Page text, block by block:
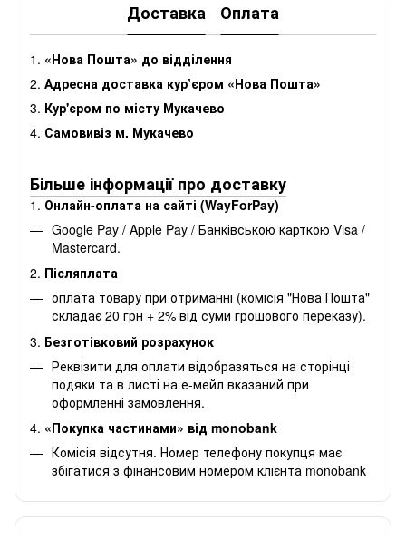
Доставка Оплата
1. «Нова Пошта» до відділення
2. Адресна доставка кур’єром «Нова Пошта»
3. Кур'єром по місту Мукачево
4. Самовивіз м. Мукачево
Більше інформації про доставку
1. Онлайн-оплата на сайті (WayForPay)
Google Pay / Apple Pay / Банківською карткою Visa /
Mastercard.
2. Післяплата
оплата товару при отриманні (комісія "Нова Пошта"
складає 20 грн + 2% від суми грошового переказу).
3. Безготівковий розрахунок
Реквізити для оплати відобразяться на сторінці
подяки та в листі на е-мейл вказаний при
оформленні замовлення.
4. «Покупка частинами» від monobank
Комісія відсутня. Номер телефону покупця має
збігатися з фінансовим номером клієнта monobank